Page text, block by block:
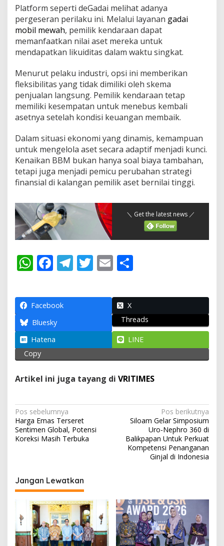
a
s
Platform seperti deGadai melihat adanya
pergeseran perilaku ini. Melalui layanan gadai
mobil mewah, pemilik kendaraan dapat
memanfaatkan nilai aset mereka untuk
mendapatkan likuiditas dalam waktu singkat.
Menurut pelaku industri, opsi ini memberikan
fleksibilitas yang tidak dimiliki oleh skema
penjualan langsung. Pemilik kendaraan tetap
memiliki kesempatan untuk menebus kembali
asetnya setelah kondisi keuangan membaik.
Dalam situasi ekonomi yang dinamis, kemampuan
untuk mengelola aset secara adaptif menjadi kunci.
Kenaikan BBM bukan hanya soal biaya tambahan,
tetapi juga menjadi pemicu perubahan strategi
finansial di kalangan pemilik aset bernilai tinggi.
＼ Get the latest news ／
W
at
s
A
p
p
F
e
b
o
o
k
T
e
a
m
T
itt
E
ai
l
ar
e
Facebook
X
Bluesky
Threads
Hatena
LINE
Copy
Artikel ini juga tayang di VRITIMES
N
a
v
a
s
p
o
Pos sebelumnya
Harga Emas Terseret
Sentimen Global, Potensi
Koreksi Masih Terbuka
Pos berikutnya
Siloam Gelar Simposium
Uro-Nephro 360 di
Balikpapan Untuk Perkuat
Kompetensi Penanganan
Ginjal di Indonesia
Jangan Lewatkan